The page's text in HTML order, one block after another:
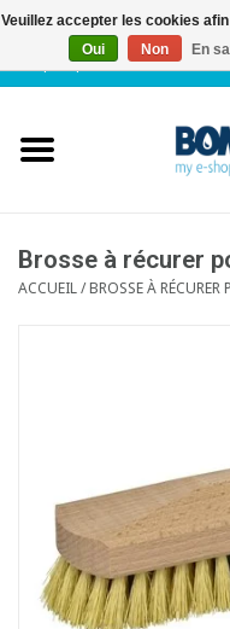
FR|
Service client
Brosse à récurer
ACCUEIL/BROSSE À
Veuillez accepter les cookies
Oui
Non En